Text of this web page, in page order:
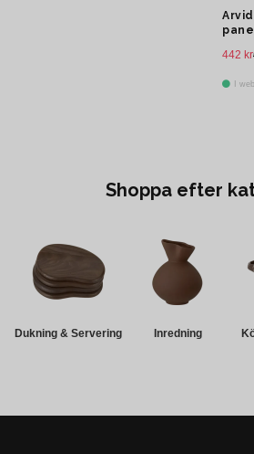
442 kr
I
Shoppa efter
Dukning & Servering Inredning